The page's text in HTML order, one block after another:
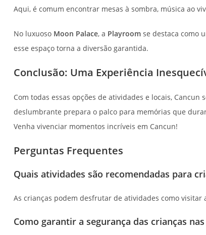
Aqui, é comum encontrar mesas à sombra, música ao
No luxuoso Moon Palace, a Playroomse destaca como
esse espaço torna a diversão garantida.
Conclusão: Uma Experiência
Com todas essas opções de atividades e locais,
deslumbrante prepara o palco para memórias que
Venha vivenciar momentos incríveis em Cancun!
Perguntas Frequentes
Quais atividades são recomendadas para
As crianças podem desfrutar de atividades como
Como garantir a segurança das crianças